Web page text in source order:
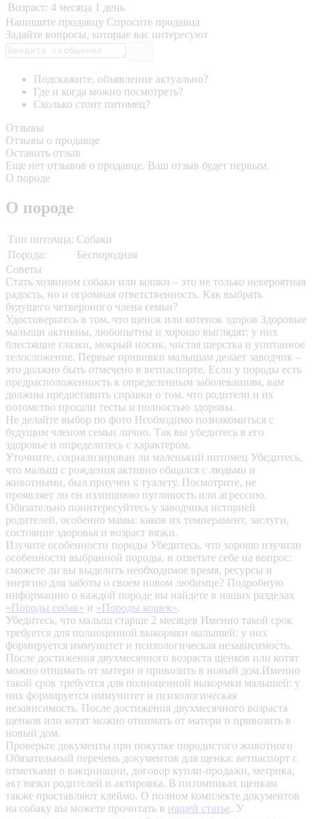
Возраст: 4 месяца 1 день
Напишите продавцу Спросите продавца
Задайте вопросы, которые вас интересуют
Подскажите, объявление актуально?
Где и когда можно посмотреть?
Сколько стоит питомец?
Отзывы
Отзывы о продавце
Оставить отзыв
Еще нет отзывов о продавце. Ваш отзыв будет первым.
О породе
О породе
Тип питомца: Собаки
Порода:
Беспородная
Советы
Стать хозяином собаки или кошки – это не только невероятная
радость, но и огромная ответственность. Как выбрать
будущего четвероного члена семьи?
Удостоверьтесь в том, что щенок или котенок здоров Здоровые
малыши активны, любопытны и хорошо выглядят: у них
блестящие глазки, мокрый носик, чистая шерстка и упитанное
телосложение. Первые прививки малышам делает заводчик –
это должно быть отмечено в ветпаспорте. Если у породы есть
предрасположенность к определенным заболеваниям, вам
должны предоставить справки о том, что родители и их
потомство прошли тесты и полностью здоровы.
Не делайте выбор по фото Необходимо познакомиться с
будущим членом семьи лично. Так вы убедитесь в его
здоровье и определитесь с характером.
Уточните, социализирован ли маленький питомец Убедитесь,
что малыш с рождения активно общался с людьми и
животными, был приучен к туалету. Посмотрите, не
проявляет ли он излишнюю пугливость или агрессию.
Обязательно поинтересуйтесь у заводчика историей
родителей, особенно мамы: каков их темперамент, заслуги,
состояние здоровья и возраст вязки.
Изучите особенности породы Убедитесь, что хорошо изучили
особенности выбранной породы, и ответьте себе на вопрос:
сможете ли вы выделить необходимое время, ресурсы и
энергию для заботы о своем новом любимце? Подробную
информацию о каждой породе вы найдете в наших разделах
«Породы собак» и «Породы кошек».
Убедитесь, что малыш старше 2 месяцев Именно такой срок
требуется для полноценной выкормки малышей: у них
формируется иммунитет и психологическая независимость.
После достижения двухмесячного возраста щенков или котят
можно отнимать от матери и привозить в новый дом.Именно
такой срок требуется для полноценной выкормки малышей: у
них формируется иммунитет и психологическая
независимость. После достижения двухмесячного возраста
щенков или котят можно отнимать от матери и привозить в
новый дом.
Проверьте документы при покупке породистого животного
Обязательный перечень документов для щенка: ветпаспорт с
отметками о вакцинации, договор купли-продажи, метрика,
акт вязки родителей и актировка. В питомниках щенкам
также проставляют клеймо. О полном комплекте документов
на собаку вы можете прочитать в нашей статье. У